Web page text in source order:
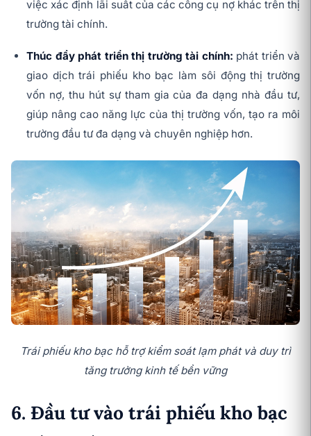
việc xác định lãi suất của các công cụ nợ khác trên thị
trường tài chính.
Thúc đẩy phát triển thị trường tài chính: phát triển và
giao dịch trái phiếu kho bạc làm sôi động thị trường
vốn nợ, thu hút sự tham gia của đa dạng nhà đầu tư,
giúp nâng cao năng lực của thị trường vốn, tạo ra môi
trường đầu tư đa dạng và chuyên nghiệp hơn.
Trái phiếu kho bạc hỗ trợ kiểm soát lạm phát và duy trì
tăng trưởng kinh tế bền vững
6. Đầu tư vào trái phiếu kho bạc